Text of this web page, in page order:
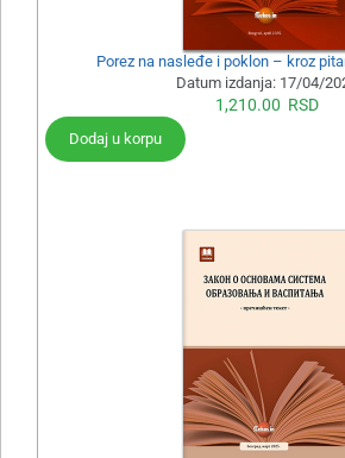
Porez na nasleđe i poklon – kroz
Datum izdanja: 17/04/
1,210.00 RSD
Dodaj u korpu